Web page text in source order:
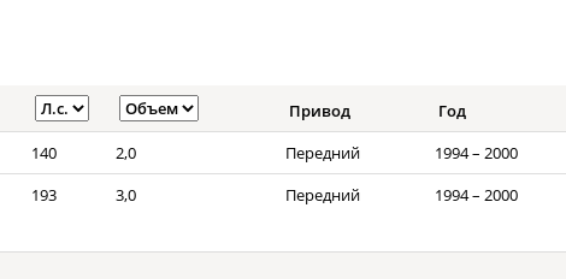
Привод Год
140 2,0 Передний 1994 – 2000
193 3,0 Передний 1994 – 2000